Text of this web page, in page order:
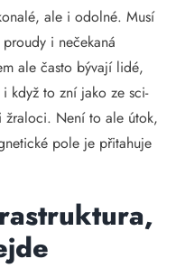
ale i odolné. Musí
i nečekaná
ale často bývají lidé,
když to zní jako ze sci-
žraloci. Není to ale útok,
pole je přitahuje